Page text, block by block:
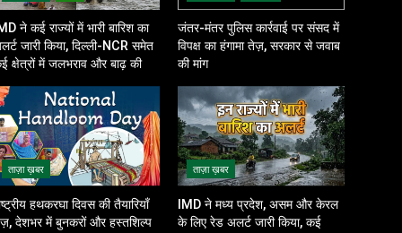
ने कई राज्यों में भारी बारिश का
जारी किया, दिल्ली-NCR समेत
क्षेत्रों में जलभराव और बाढ़ की
जंतर-मंतर पुलिस कार्रवाई पर संसद में
विपक्ष का हंगामा तेज़, सरकार से जवाब
की मांग
ताज़ा ख़बर
हथकरघा दिवस की तैयारियाँ
देशभर में बुनकरों और हस्तशिल्प
ताज़ा ख़बर
IMD ने मध्य प्रदेश, असम और केरल
के लिए रेड अलर्ट जारी किया, कई